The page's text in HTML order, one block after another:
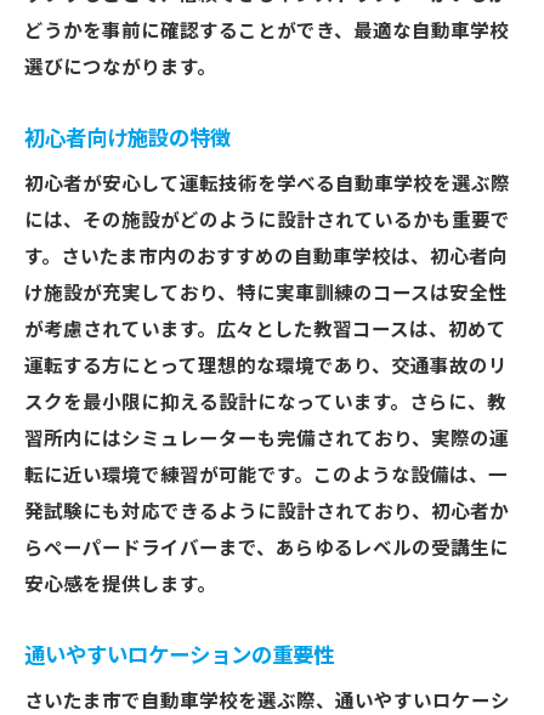
運転再開後のサポート体制
一発試験対策も万全さいたま市の自動車学校で
模擬試験を用いた実践練習
試験におけるよくあるミスの回避法
合格率を上げるためのコツ
試験前の心構え
インストラクターからの実践アドバイス
交通事情に強いインストラクターと共にさいた
ま市で運転技術を習得
地域特有の交通ルールの理解
さいたま市の道路事情の特徴
危険予測と回避法の学習
インストラクターによる個別フィードバッ
どうかを事前に確認することができ、最適な自動車学校
選びにつながります。
初心者向け施設の特徴
初心者が安心して運転技術を学べる自動車学校を選ぶ際
には、その施設がどのように設計されているかも重要で
す。さいたま市内のおすすめの自動車学校は、初心者向
け施設が充実しており、特に実車訓練のコースは安全性
が考慮されています。広々とした教習コースは、初めて
運転する方にとって理想的な環境であり、交通事故のリ
スクを最小限に抑える設計になっています。さらに、教
習所内にはシミュレーターも完備されており、実際の運
転に近い環境で練習が可能です。このような設備は、一
発試験にも対応できるように設計されており、初心者か
らペーパードライバーまで、あらゆるレベルの受講生に
安心感を提供します。
通いやすいロケーションの重要性
さいたま市で自動車学校を選ぶ際、通いやすいロケーシ